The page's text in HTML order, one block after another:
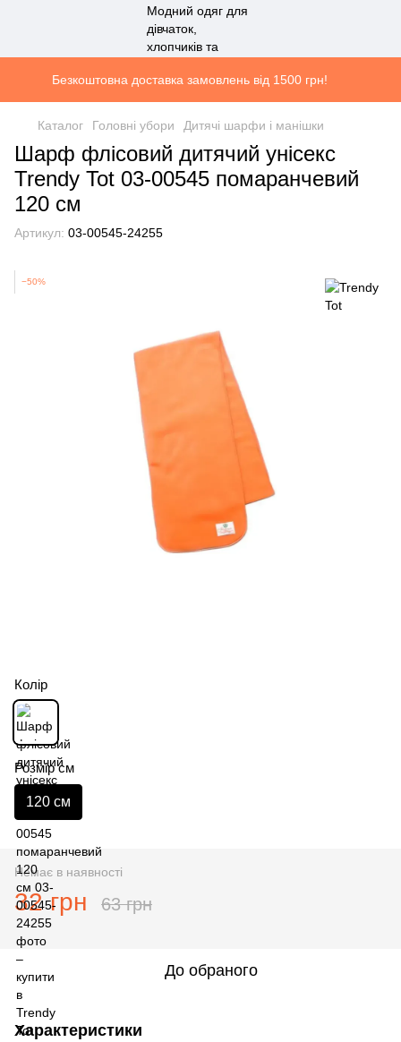
Безкоштовна доставка замовлень від 1500 грн!
Каталог Головні убори Дитячі шарфи і манішки
Шарф флісовий дитячий унісекс
Trendy Tot 03-00545 помаранчевий
120 см
Артикул: 03-00545-24255
−50%
Колір
Розмір см
120 см
Немає в наявності
32 грн 63 грн
До обраного
Характеристики